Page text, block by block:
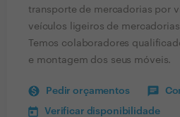
transporte de mercadorias por
veículos ligeiros de
Temos colaboradores
e montagem dos seus móveis.
Pedir orçamentos
Verificar disponibilidade